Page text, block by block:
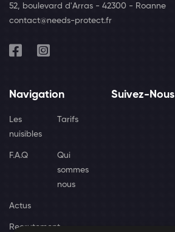
52, boulevard d'Arras - 42300 - Roanne
contact@needs-protect.fr
Navigation
Les
nuisibles
Tarifs
F.A.Q
Qui
sommes
nous
Actus
Recrutement
Suivez-Nous